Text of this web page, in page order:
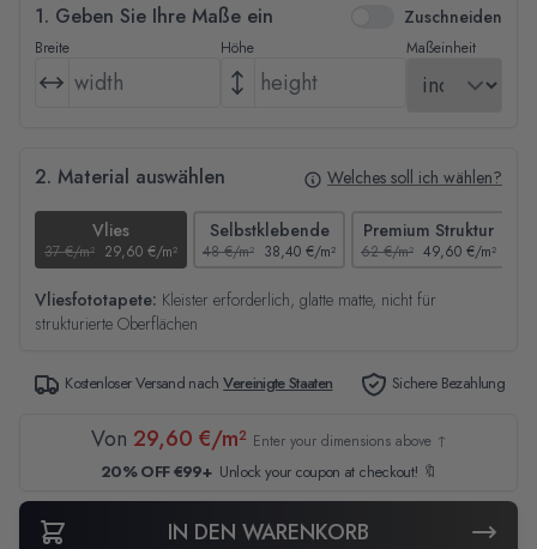
1. Geben Sie Ihre Maße ein Zuschneiden
Breite Höhe Maßeinheit
2. Material auswählen Welches soll ich wählen?
Vlies
37 €/m² 29,60 €/m²
Selbstklebende
48 €/m² 38,40 €/m²
Premium Struktur
62 €/m² 49,60 €/m²
Vliesfototapete: Kleister erforderlich, glatte matte, nicht für
strukturierte Oberflächen
Kostenloser Versand nachVereinigte Staaten Sichere Bezahlung
Von 29,60 €/m² Enter your dimensions above ↑
20% OFF €99+ Unlock your coupon at checkout! 🔖
IN DEN WARENKORB